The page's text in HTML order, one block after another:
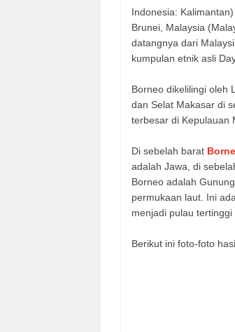
Indonesia:
Brunei, Malaysia
datangnya dari
kumpulan etnik asli
Borneo dikelilingi oleh
dan Selat Makasar di
terbesar di Kepulauan
Di sebelah barat
adalah Jawa, di
Borneo adalah
permukaan laut. Ini
menjadi pulau tertinggi
Berikut ini foto-foto